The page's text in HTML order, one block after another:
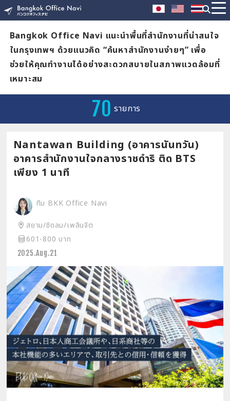
Bangkok Office Navi แนะนำพื้นที่สำนักงานที่น่าสนใจ
ในกรุงเทพฯ ด้วยแนวคิด “ค้นหาสำนักงานง่ายๆ” เพื่อ
ช่วยให้คุณทำงานได้อย่างสะดวกสบายในสภาพแวดล้อมที่
เหมาะสม
70 รายการ
Nantawan Building (อาคารนันทวัน)
อาคารสำนักงานใจกลางราชดำริ ติด BTS
เพียง 1 นาที
ทีม BKK Office Navi
สยาม/ชิดลม/เพลินจิต
601-800 บาท
2025.Aug.21